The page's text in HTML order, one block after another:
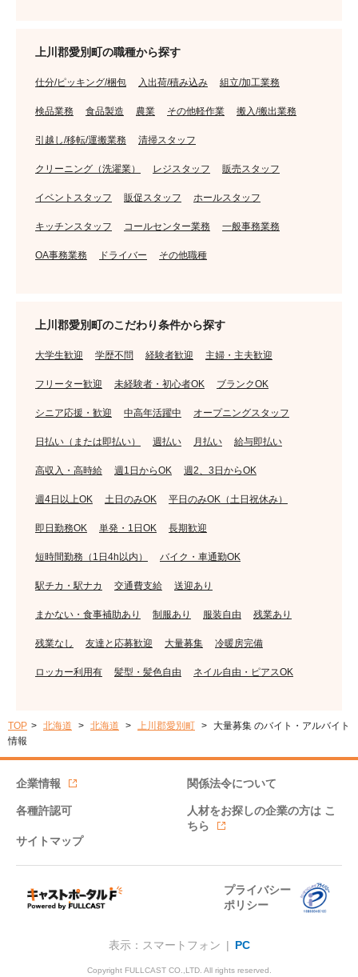
上川郡愛別町の職種から探す
仕分/ピッキング/梱包 入出荷/積み込み 組立/加工業務
検品業務 食品製造 農業 その他軽作業 搬入/搬出業務
引越し/移転/運搬業務 清掃スタッフ
クリーニング（洗濯業） レジスタッフ 販売スタッフ
イベントスタッフ 販促スタッフ ホールスタッフ
キッチンスタッフ コールセンター業務 一般事務業務
OA事務業務 ドライバー その他職種
上川郡愛別町のこだわり条件から探す
大学生歓迎 学歴不問 経験者歓迎 主婦・主夫歓迎
フリーター歓迎 未経験者・初心者OK ブランクOK
シニア応援・歓迎 中高年活躍中 オープニングスタッフ
日払い（または即払い） 週払い 月払い 給与即払い
高収入・高時給 週1日からOK 週2、3日からOK
週4日以上OK 土日のみOK 平日のみOK（土日祝休み）
即日勤務OK 単発・1日OK 長期歓迎
短時間勤務（1日4h以内） バイク・車通勤OK
駅チカ・駅ナカ 交通費支給 送迎あり
まかない・食事補助あり 制服あり 服装自由 残業あり
残業なし 友達と応募歓迎 大量募集 冷暖房完備
ロッカー利用有 髪型・髪色自由 ネイル自由・ピアスOK
TOP 北海道 北海道 上川郡愛別町
大量募集 のバイト・アルバイト
情報
企業情報 関係法令について
各種許認可 人材をお探しの企業の方は こ
ちら
サイトマップ
プライバシー
ポリシー
表示：スマートフォン | PC
Copyright FULLCAST CO.,LTD. All rights reserved.